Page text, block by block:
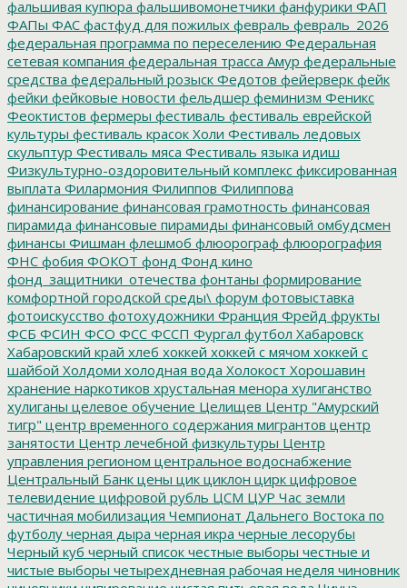
фальшивая купюра фальшивомонетчики фанфурики ФАП
ФАПы ФАС фастфуд для пожилых февраль февраль_2026
федеральная программа по переселению Федеральная
сетевая компания федеральная трасса Амур федеральные
средства федеральный розыск Федотов фейерверк фейк
фейки фейковые новости фельдшер феминизм Феникс
Феоктистов фермеры фестиваль фестиваль еврейской
культуры фестиваль красок Холи Фестиваль ледовых
скульптур Фестиваль мяса Фестиваль языка идиш
Физкультурно-оздоровительный комплекс фиксированная
выплата Филармония Филиппов Филиппова
финансирование финансовая грамотность финансовая
пирамида финансовые пирамиды финансовый омбудсмен
финансы Фишман флешмоб флюорограф флюорография
ФНС фобия ФОКОТ фонд Фонд кино
фонд_защитники_отечества фонтаны формирование
комфортной городской среды\ форум фотовыставка
фотоискусство фотохудожники Франция Фрейд фрукты
ФСБ ФСИН ФСО ФСС ФССП Фургал футбол Хабаровск
Хабаровский край хлеб хоккей хоккей с мячом хоккей с
шайбой Холдоми холодная вода Холокост Хорошавин
хранение наркотиков хрустальная менора хулиганство
хулиганы целевое обучение Целищев Центр "Амурский
тигр" центр временного содержания мигрантов центр
занятости Центр лечебной физкультуры Центр
управления регионом центральное водоснабжение
Центральный Банк цены цик циклон цирк цифровое
телевидение цифровой рубль ЦСМ ЦУР Час земли
частичная мобилизация Чемпионат Дальнего Востока по
футболу черная дыра черная икра черные лесорубы
Черный куб черный список честные выборы честные и
чистые выборы четырехдневная рабочая неделя чиновник